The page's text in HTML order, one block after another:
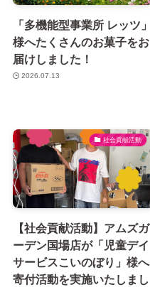
「多機能型事業所 レッツ」
様へたくさんのお菓子をお
届けしました！
2026.07.13
社会貢献活動
【社会貢献活動】アムズガ
ーデン国場店が「児童デイ
サービスこいのぼり」様へ
寄付活動を実施いたしまし